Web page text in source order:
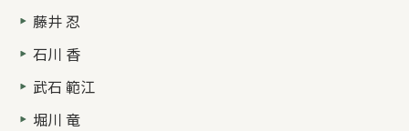
藤井 忍
石川 香
武石 範江
堀川 竜